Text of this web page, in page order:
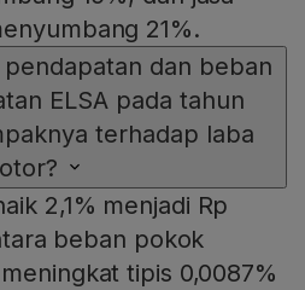
21%.
dan beban
ELSA pada tahun
terhadap laba
2,1% menjadi Rp
beban pokok
tipis 0,0087%